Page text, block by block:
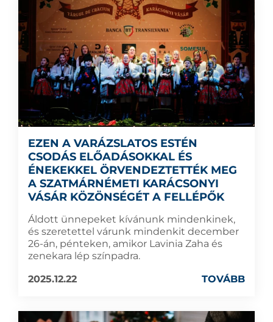
EZEN A VARÁZSLATOS ESTÉN
CSODÁS ELŐADÁSOKKAL ÉS
ÉNEKEKKEL ÖRVENDEZTETTÉK MEG
A SZATMÁRNÉMETI KARÁCSONYI
VÁSÁR KÖZÖNSÉGÉT A FELLÉPŐK
Áldott ünnepeket kívánunk mindenkinek,
és szeretettel várunk mindenkit december
26-án, pénteken, amikor Lavinia Zaha és
zenekara lép színpadra.
2025.12.22
TOVÁBB